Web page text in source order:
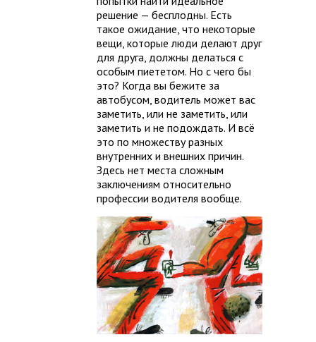
решение — бесплодны. Есть
такое ожидание, что некоторые
вещи, которые люди делают друг
для друга, должны делаться с
особым пиететом. Но с чего бы
это? Когда вы бежите за
автобусом, водитель может вас
заметить, или не заметить, или
заметить и не подождать. И всё
это по множеству разных
внутренних и внешних причин.
Здесь нет места сложным
заключениям относительно
профессии водителя вообще.